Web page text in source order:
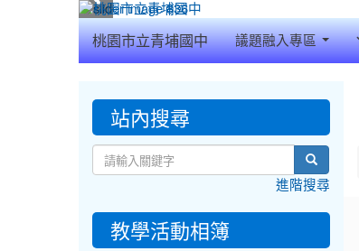
桃園市立青埔國中 議題融入專區
::: 站內搜尋
search
進階搜尋
教學活動相簿